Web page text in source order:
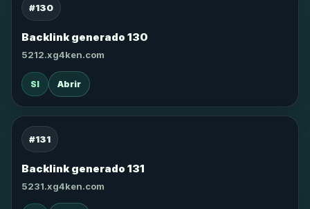
#130
Backlink generado 130
5212.xg4ken.com
SI Abrir
#131
Backlink generado 131
5231.xg4ken.com